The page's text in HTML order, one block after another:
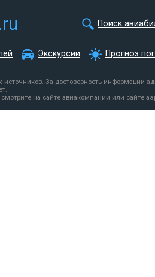
Поиск
Экскурсии Прогноз
источников. За достоверность информации
на сайте авиакомпании или сайте